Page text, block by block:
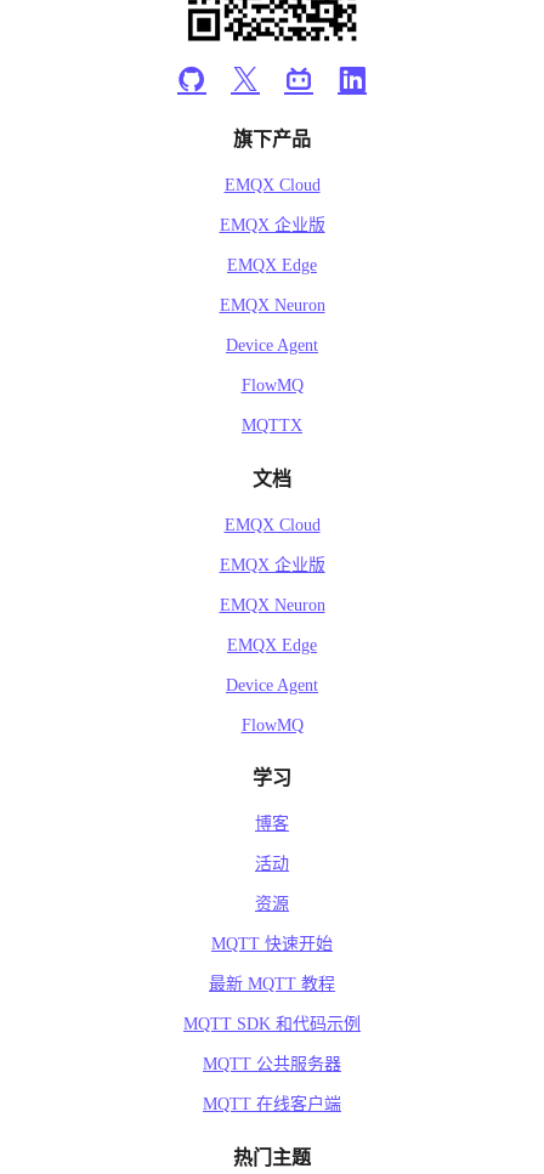
旗下产品
EMQX Cloud
EMQX 企业版
EMQX Edge
EMQX Neuron
Device Agent
FlowMQ
MQTTX
文档
EMQX Cloud
EMQX 企业版
EMQX Neuron
EMQX Edge
Device Agent
FlowMQ
学习
博客
活动
资源
MQTT 快速开始
最新 MQTT 教程
MQTT SDK 和代码示例
MQTT 公共服务器
MQTT 在线客户端
热门主题